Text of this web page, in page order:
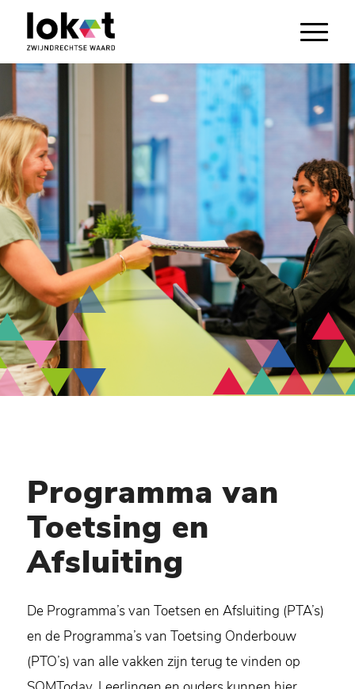
Programma van
Toetsing en
Afsluiting
De Programma’s van Toetsen en Afsluiting (PTA’s)
en de Programma’s van Toetsing Onderbouw
(PTO’s) van alle vakken zijn terug te vinden op